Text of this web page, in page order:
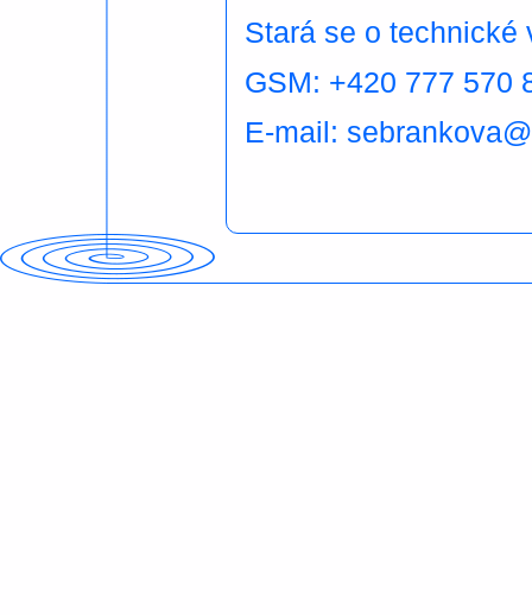
Stará se o technické
GSM: +420 777 570
E-mail: